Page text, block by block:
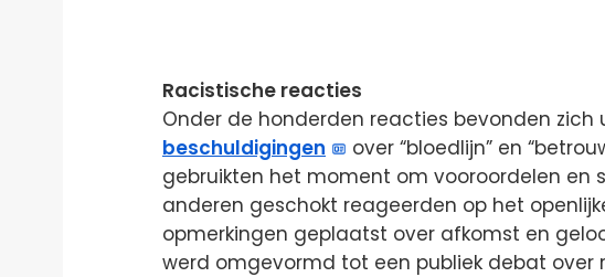
Racistische reacties
Onder de honderden reacties bevonden zich
beschuldigingen
over “bloedlijn” en
gebruikten het moment om vooroordelen en
anderen geschokt reageerden op het
opmerkingen geplaatst over afkomst en
werd omgevormd tot een publiek debat over